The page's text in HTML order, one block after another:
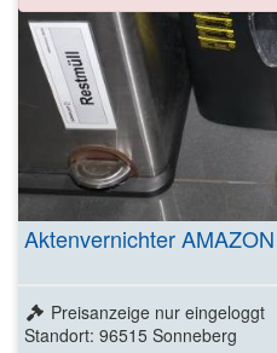
Aktenvernichter
Preisanzeige nur eingeloggt
Standort: 96515 Sonneberg